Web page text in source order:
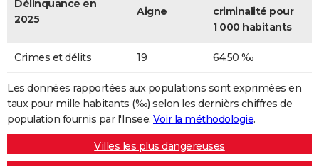
Délinquance en
2025
Aigne
criminalité pour
1 000 habitants
Crimes et délits 19 64,50 ‰
Les données rapportées aux populations sont exprimées en
taux pour mille habitants (‰) selon les dernièrs chiffres de
population fournis par l'Insee. Voir la méthodologie.
Villes les plus dangereuses